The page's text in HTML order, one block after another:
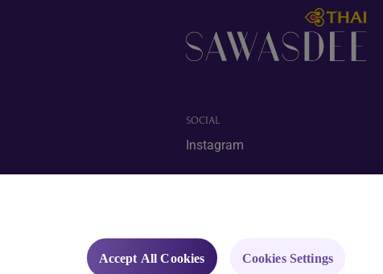
SOCIAL
Instagram
Cookies Settings
Accept All Cookies